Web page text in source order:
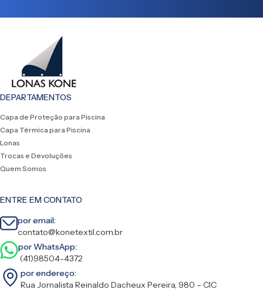
DEPARTAMENTOS
Capa de Proteção para Piscina
Capa Térmica para Piscina
Lonas
Trocas e Devoluções
Quem Somos
ENTRE EM CONTATO
por email:
contato@konetextil.com.br
por WhatsApp:
(41)98504-4372
por endereço:
Rua Jornalista Reinaldo Dacheux Pereira, 980 – CIC